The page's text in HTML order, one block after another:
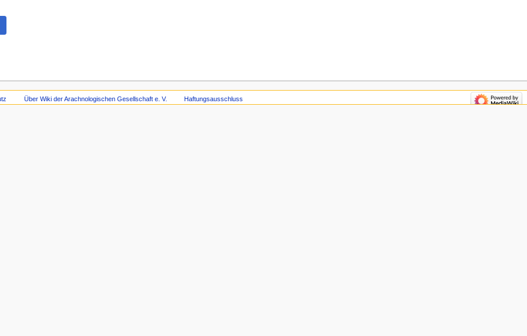
Über Wiki der Arachnologischen Gesellschaft e. V. Haftungsausschluss